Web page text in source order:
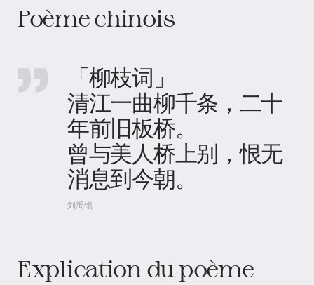
Poème chinois
「柳枝词」
清江一曲柳千条，二十
年前旧板桥。
曾与美人桥上别，恨无
消息到今朝。
刘禹锡
Explication du poème